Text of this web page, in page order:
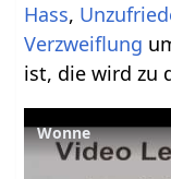
Hass,
Verzweiflung
ist, die wird zu
Wonne